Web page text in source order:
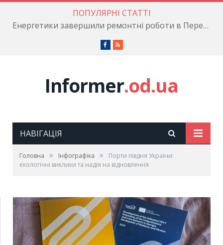
ПОПУЛЯРНІ СТАТТІ
Енергетики завершили ремонтні роботи в Пересипському районі
Facebook
RSS
Informer.od.ua
НАВІГАЦІЯ
Головна » Інфографіка »
Порти півдня України:
екологічні виклики та надія на відновлення